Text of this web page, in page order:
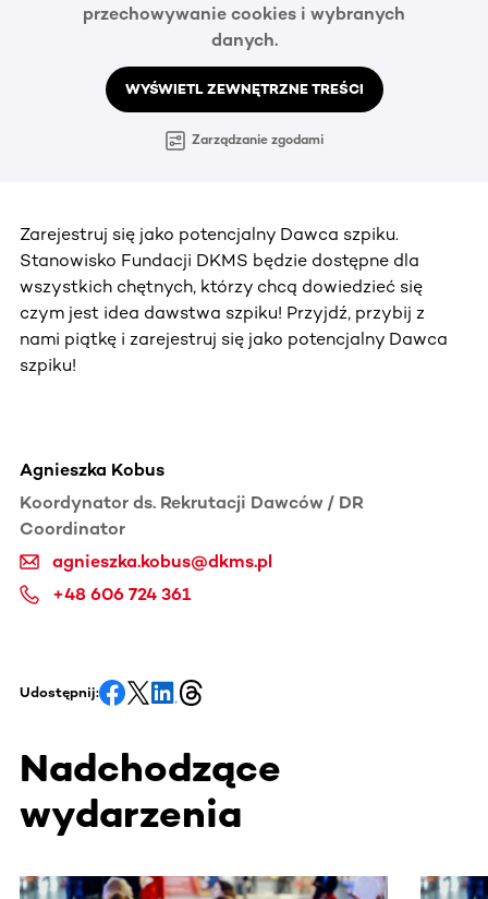
przechowywanie cookies i wybranych
danych.
WYŚWIETL ZEWNĘTRZNE TREŚCI
Zarządzanie zgodami
Zarejestruj się jako potencjalny Dawca szpiku.
Stanowisko Fundacji DKMS będzie dostępne dla
wszystkich chętnych, którzy chcą dowiedzieć się
czym jest idea dawstwa szpiku! Przyjdź, przybij z
nami piątkę i zarejestruj się jako potencjalny Dawca
szpiku!
Agnieszka Kobus
Koordynator ds. Rekrutacji Dawców / DR
Coordinator
agnieszka.kobus@dkms.pl
+48 606 724 361
Udostępnij:
Nadchodzące
wydarzenia
Ta sekcja zawiera treści przewijane w poziomie. Użyj